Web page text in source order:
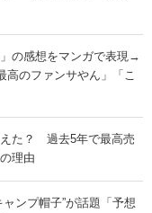
の感想をマンガで表現→
高のファンサやん」「こ
えた？ 過去5年で最高売
理由
ンプ帽子”が話題「予想